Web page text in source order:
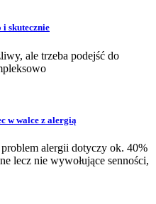
skutecznie
ale trzeba podejść do
w walce z alergią
alergii dotyczy ok. 40%
lecz nie wywołujące senności,